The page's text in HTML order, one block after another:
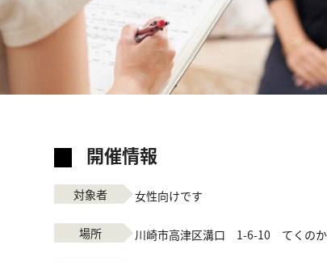
開催情報
対象者 女性向けです
場所 川崎市高津区溝口 1-6-10 てくの